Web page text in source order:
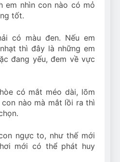
em nhìn con nào có mỏ
tốt.
có màu đen. Nếu em
thì đây là những em
đang yếu, đem về vực
có mắt méo dài, lõm
nào mà mắt lồi ra thì
ngực to, như thế mới
mới có thể phát huy